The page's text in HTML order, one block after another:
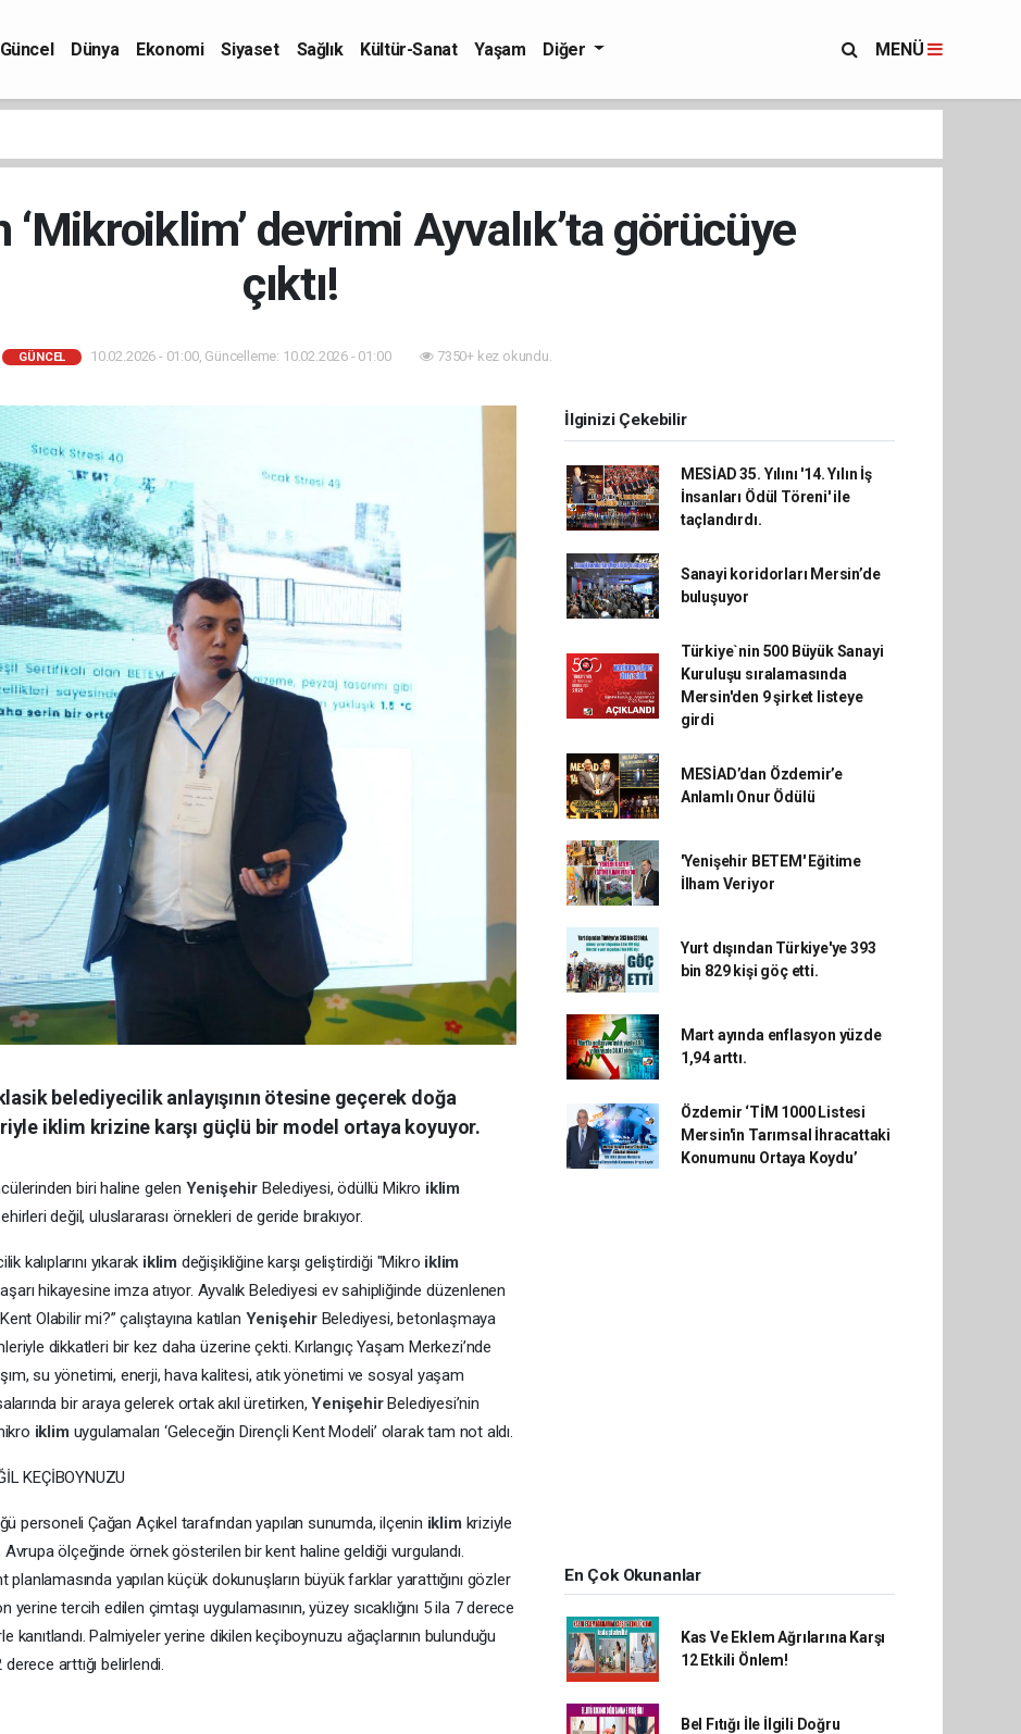
Güncel Dünya Ekonomi Siyaset Sağlık Kültür-Sanat Yaşam Diğer MENÜ
‘Mikroiklim’ devrimi Ayvalık’ta görücüye
çıktı!
GÜNCEL 10.02.2026 - 01:00, Güncelleme: 10.02.2026 - 01:00 7350+ kez okundu.
belediyecilik anlayışının ötesine geçerek doğa
iklim krizine karşı güçlü bir model ortaya koyuyor.
biri haline gelen Yenişehir Belediyesi, ödüllü Mikro iklim
değil, uluslararası örnekleri de geride bırakıyor.
kalıplarını yıkarak iklim değişikliğine karşı geliştirdiği "Mikro iklim
hikayesine imza atıyor. Ayvalık Belediyesi ev sahipliğinde düzenlenen
Olabilir mi?” çalıştayına katılan Yenişehir Belediyesi, betonlaşmaya
dikkatleri bir kez daha üzerine çekti. Kırlangıç Yaşam Merkezi’nde
su yönetimi, enerji, hava kalitesi, atık yönetimi ve sosyal yaşam
bir araya gelerek ortak akıl üretirken,YenişehirBelediyesi’nin
iklim uygulamaları ‘Geleceğin Dirençli Kent Modeli’ olarak tam not aldı.
KEÇİBOYNUZU
personeli Çağan Açıkel tarafından yapılan sunumda, ilçenin iklim kriziyle
Avrupa ölçeğinde örnek gösterilen bir kent haline geldiği vurgulandı.
yapılan küçük dokunuşların büyük farklar yarattığını gözler
tercih edilen çimtaşı uygulamasının, yüzey sıcaklığını 5 ila 7 derece
kanıtlandı. Palmiyeler yerine dikilen keçiboynuzu ağaçlarının bulunduğu
arttığı belirlendi.
İlginizi Çekebilir
MESİAD 35. Yılını '14. Yılın İş
İnsanları Ödül Töreni' ile
taçlandırdı.
Sanayi koridorları Mersin’de
buluşuyor
Türkiye`nin 500 Büyük Sanayi
Kuruluşu sıralamasında
Mersin'den 9 şirket listeye
girdi
MESİAD’dan Özdemir’e
Anlamlı Onur Ödülü
'Yenişehir BETEM' Eğitime
İlham Veriyor
Yurt dışından Türkiye'ye 393
bin 829 kişi göç etti.
Mart ayında enflasyon yüzde
1,94 arttı.
Özdemir ‘TİM 1000 Listesi
Mersin'in Tarımsal İhracattaki
Konumunu Ortaya Koydu’
En Çok Okunanlar
Kas Ve Eklem Ağrılarına Karşı
12 Etkili Önlem!
Bel Fıtığı İle İlgili Doğru